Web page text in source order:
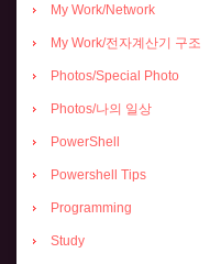
My Work/Network
My Work/전자계산기 구조
Photos/Special Photo
Photos/나의 일상
PowerShell
Powershell Tips
Programming
Study